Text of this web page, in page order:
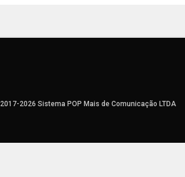
2026 Sistema POP Mais de Comunicação LTDA